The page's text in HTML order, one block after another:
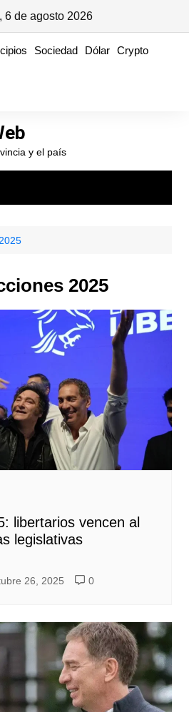
6 de agosto 2026
Sociedad Dólar Crypto
y el país
2025
libertarios vencen al
legislativas
26, 2025 0